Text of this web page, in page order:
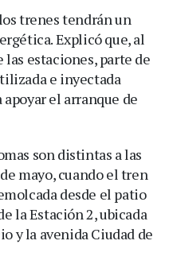
trenes tendrán un
Explicó que, al
estaciones, parte de
e inyectada
el arranque de
son distintas a las
mayo, cuando el tren
desde el patio
la Estación 2, ubicada
y la avenida Ciudad de